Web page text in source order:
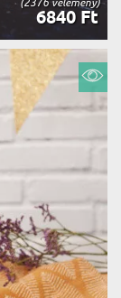
6840 Ft